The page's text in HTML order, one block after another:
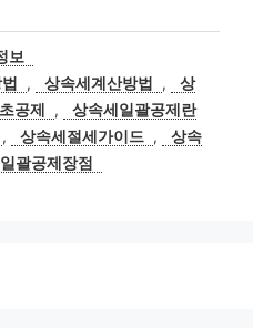
보
, 상속세계산방법 ,
상
공제 ,
상속세일괄공제란
, 상속세절세가이드 ,
상속
일괄공제장점